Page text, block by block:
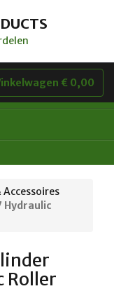
€ 0,00
Hydraulic
Roller